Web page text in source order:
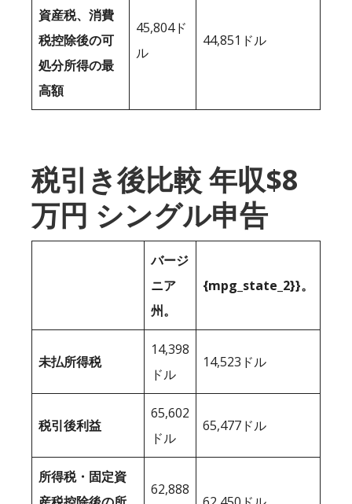
資産税、消費
税控除後の可
処分所得の最
高額
45,804ド
ル
44,851ドル
税引き後比較 年収$8
万円 シングル申告
バージ
ニア
州。
{mpg_state_2}}。
未払所得税
14,398
ドル
14,523ドル
税引後利益
65,602
ドル
65,477ドル
所得税・固定資
62,888